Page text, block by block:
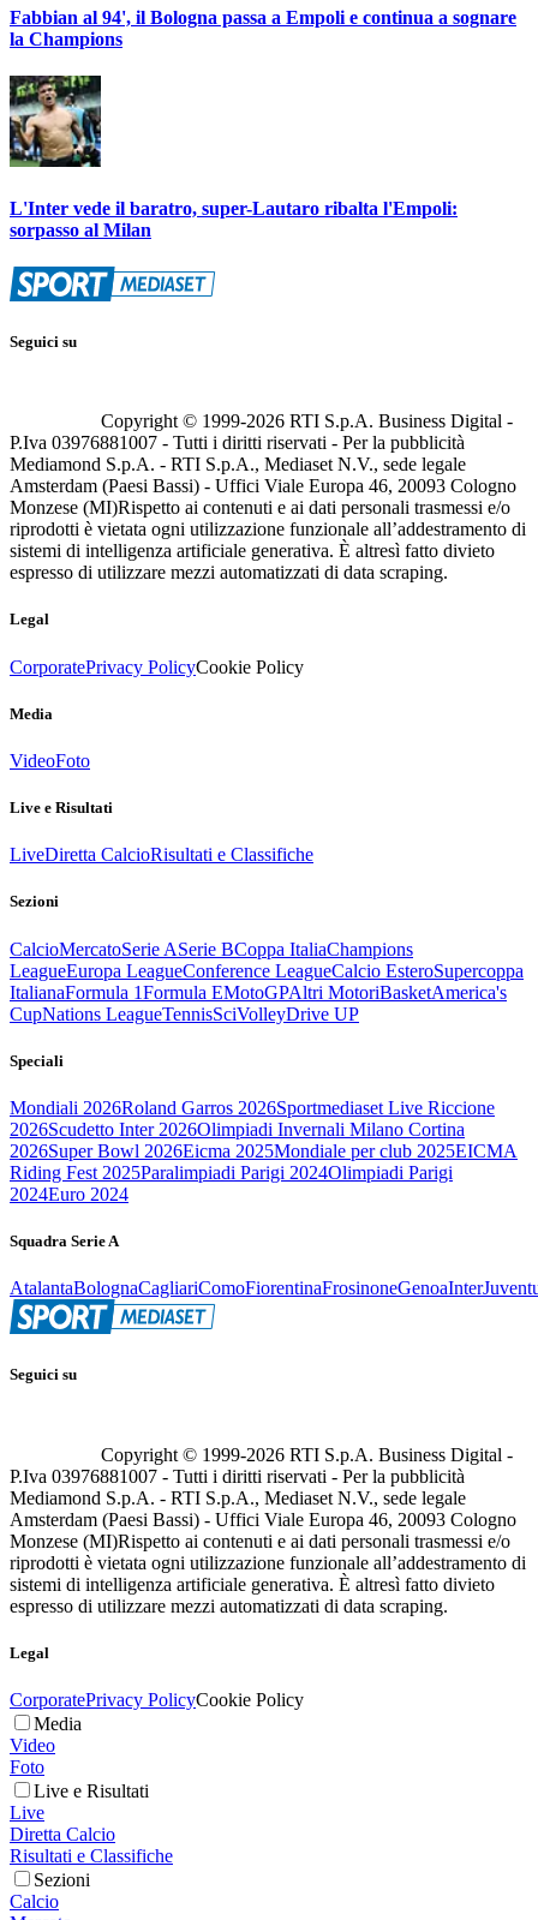
Fabbian al 94', il Bologna passa a Empoli e continua a sognare
la Champions
L'Inter vede il baratro, super-Lautaro ribalta l'Empoli:
sorpasso al Milan
Seguici su
Copyright © 1999-2026 RTI S.p.A. Business Digital -
P.Iva 03976881007 - Tutti i diritti riservati - Per la pubblicità
Mediamond S.p.A. - RTI S.p.A., Mediaset N.V., sede legale
Amsterdam (Paesi Bassi) - Uffici Viale Europa 46, 20093 Cologno
Monzese (MI)Rispetto ai contenuti e ai dati personali trasmessi e/o
riprodotti è vietata ogni utilizzazione funzionale all’addestramento di
sistemi di intelligenza artificiale generativa. È altresì fatto divieto
espresso di utilizzare mezzi automatizzati di data scraping.
Legal
CorporatePrivacy PolicyCookie Policy
Media
VideoFoto
Live e Risultati
LiveDiretta CalcioRisultati e Classifiche
Sezioni
CalcioMercatoSerie ASerie BCoppa ItaliaChampions
LeagueEuropa LeagueConference LeagueCalcio EsteroSupercoppa
ItalianaFormula 1Formula EMotoGPAltri MotoriBasketAmerica's
CupNations LeagueTennisSciVolleyDrive UP
Speciali
Mondiali 2026Roland Garros 2026Sportmediaset Live Riccione
2026Scudetto Inter 2026Olimpiadi Invernali Milano Cortina
2026Super Bowl 2026Eicma 2025Mondiale per club 2025EICMA
Riding Fest 2025Paralimpiadi Parigi 2024Olimpiadi Parigi
2024Euro 2024
Squadra Serie A
AtalantaBolognaCagliariComoFiorentinaFrosinoneGenoaInter
Seguici su
Copyright © 1999-2026 RTI S.p.A. Business Digital -
P.Iva 03976881007 - Tutti i diritti riservati - Per la pubblicità
Mediamond S.p.A. - RTI S.p.A., Mediaset N.V., sede legale
Amsterdam (Paesi Bassi) - Uffici Viale Europa 46, 20093 Cologno
Monzese (MI)Rispetto ai contenuti e ai dati personali trasmessi e/o
riprodotti è vietata ogni utilizzazione funzionale all’addestramento di
sistemi di intelligenza artificiale generativa. È altresì fatto divieto
espresso di utilizzare mezzi automatizzati di data scraping.
Legal
CorporatePrivacy PolicyCookie Policy
Media
Video
Foto
Live e Risultati
Live
Diretta Calcio
Risultati e Classifiche
Sezioni
Calcio